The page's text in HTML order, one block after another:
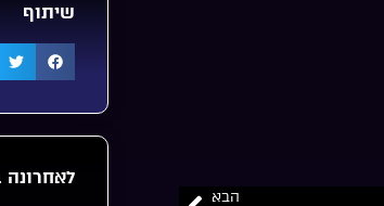
הבא
שיתוף
לאחרונה